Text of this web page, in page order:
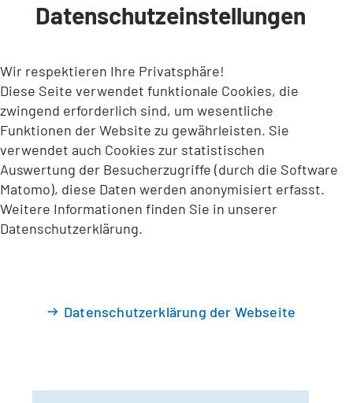
INHALT ANSPRINGEN
Datenschutzeinstellungen
Wir respektieren Ihre Privatsphäre!
Diese Seite verwendet funktionale Cookies, die
zwingend erforderlich sind, um wesentliche
Funktionen der Website zu gewährleisten. Sie
verwendet auch Cookies zur statistischen
Auswertung der Besucherzugriffe (durch die Software
Matomo), diese Daten werden anonymisiert erfasst.
Weitere Informationen finden Sie in unserer
Datenschutzerklärung.
Datenschutzerklärung der Webseite